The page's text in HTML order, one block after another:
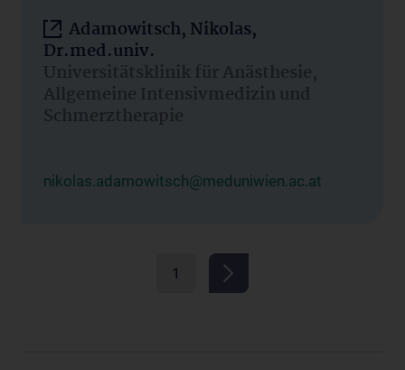
Adamowitsch, Nikolas,
Dr.med.univ.
Universitätsklinik für Anästhesie,
Allgemeine Intensivmedizin und
Schmerztherapie
nikolas.adamowitsch@meduniwien.ac.at
1